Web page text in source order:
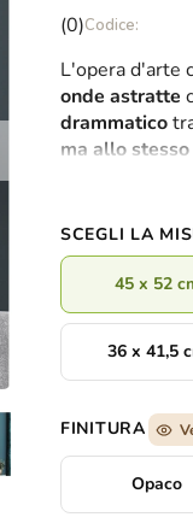
La
media
del
prodotto
è
5
stelle.
(0)
L'opera d'arte
onde astratte
drammatico
ma allo
SCEGLI LA
45 x 52
36 x 41,5
FINITURA
Opaco